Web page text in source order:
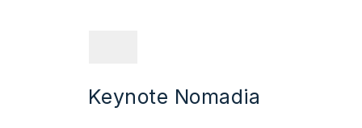
Keynote Nomadia